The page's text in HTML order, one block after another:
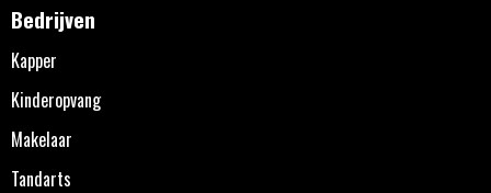
Bedrijven
Kapper
Kinderopvang
Makelaar
Tandarts